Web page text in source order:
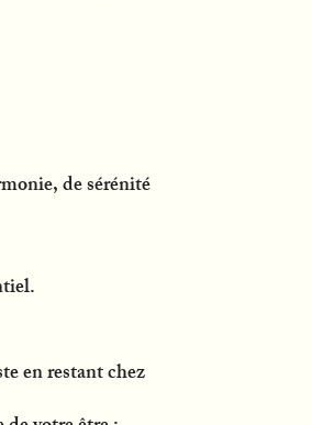
de sérénité
en restant chez